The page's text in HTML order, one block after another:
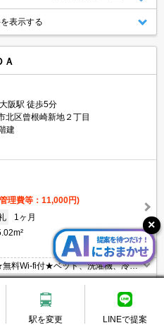
表示する
阪駅 徒歩5分
北区曾根崎新地２丁目
建
理費等：11,000円)
1ヶ月
料Wi-fi付★ベッド、洗濯機、冷蔵
明、カーテン等の生活必需品が揃
マックス
駅を変更 LINEで提案